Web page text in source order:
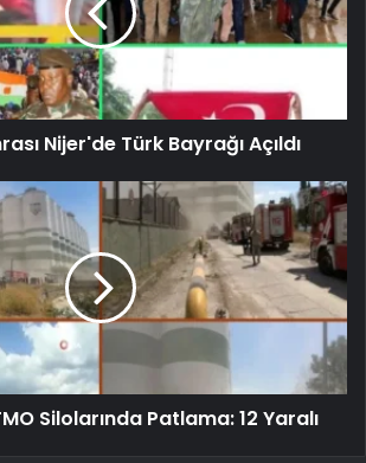
Nijer'de Türk Bayrağı Açıldı
Silolarında Patlama: 12 Yaralı